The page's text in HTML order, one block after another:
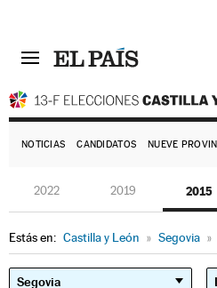
NOTICIAS CANDIDATOS NUEVE
2022 2019 2015
Estás en: Castilla y León » Segovia »